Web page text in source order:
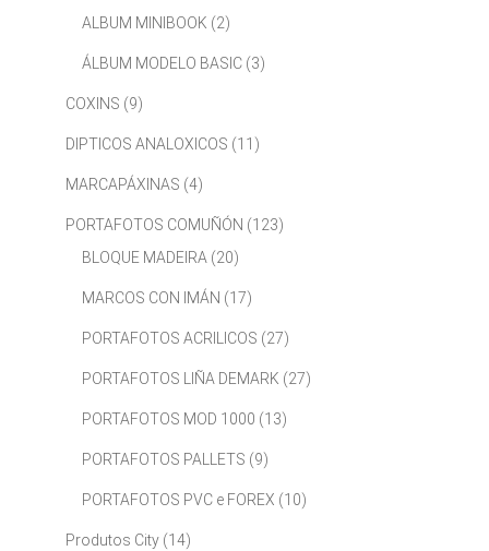
ALBUM MINIBOOK (2)
ÁLBUM MODELO BASIC (3)
COXINS (9)
DIPTICOS ANALOXICOS (11)
MARCAPÁXINAS (4)
PORTAFOTOS COMUÑÓN (123)
BLOQUE MADEIRA (20)
MARCOS CON IMÁN (17)
PORTAFOTOS ACRILICOS (27)
PORTAFOTOS LIÑA DEMARK (27)
PORTAFOTOS MOD 1000 (13)
PORTAFOTOS PALLETS (9)
PORTAFOTOS PVC e FOREX (10)
Produtos City (14)